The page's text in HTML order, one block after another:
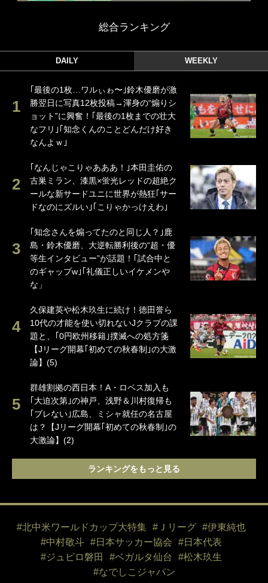
総合ランキング
DAILY WEEKLY
｢最後の1枚…ワルぃゎ〜｣鈴木優磨が激
勝翌日に写真12枚投稿→渾身の“煽りシ
ョット”に興奮！｢最後の1枚までの壮大
なフリ｣｢知念くんのことどんだけ好き
なんよｗ｣
｢なんじゃこりゃあああ！｣本田圭佑の
古巣ミラン、漆黒×蛍光レッドの超絶ク
ールな新サードユニに世界が熱狂｢サー
ドなのにズルい｣｢こりゃかっけえわ｣
｢知念さんを煽ってたのと同じ人？｣鹿
島・鈴木優磨、大逆転勝利後の“超・優
等生インタビュー”が話題！｢試合中と
のギャップw｣｢礼儀正しいイケメンや
な」
久保建英や松木玖生に続け！徳田誉ら
10代の才能を使い切れないJクラブの課
題と、｢0円欧州移籍｣撲滅への処方箋
【Jリーグ開幕｢初めての秋春制｣の大激
論】(5)
群雄割拠の西日本！A・ロペス加入も
｢大迫次第｣の神戸、浅野＆川村復帰も
｢ブレない｣広島、ミシャ就任の名古屋
は？【Jリーグ開幕｢初めての秋春制｣の
大激論】(2)
ランキングをもっと見る
#北中米ワールドカップ大特集 #Ｊリーグ
#伊東純也
#中村敬斗
#日本サッカー協会
#日本代表
#ジュビロ磐田
#ベガルタ仙台
#松木玖生
#なでしこジャパン